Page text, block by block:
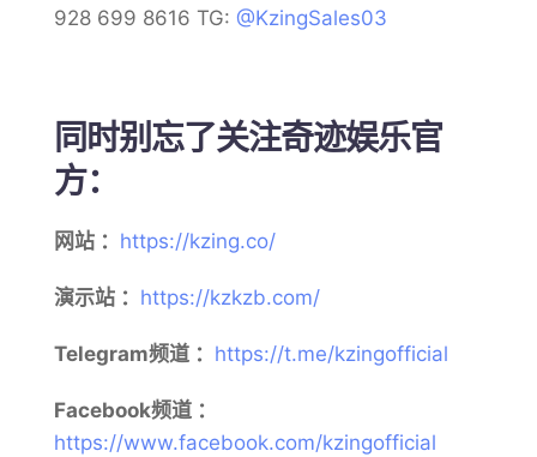
928 699 8616 TG: @KzingSales03
同时别忘了关注奇迹娱乐官
方：
网站 ： https://kzing.co/
演示站 ： https://kzkzb.com/
Telegram频道 ： https://t.me/kzingofficial
Facebook频道 ：
https://www.facebook.com/kzingofficial